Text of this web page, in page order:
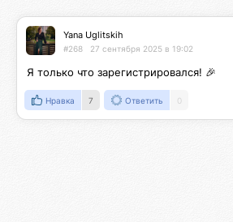
Yana Uglitskih
#268 27 сентября 2025 в 19:02
Я только что зарегистрировался! 🎉
Нравка 7 Ответить 0